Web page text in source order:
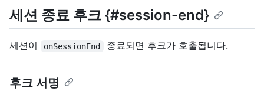
세션 종료 후크 {#session-end}
세션이 onSessionEnd 종료되면 후크가 호출됩니다.
후크 서명